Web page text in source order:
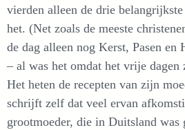
vierden alleen de drie
het. (Net zoals de meeste
de dag alleen nog Kerst, Pasen en
– al was het omdat het vrije dagen
Het heten de recepten van zijn
schrijft zelf dat veel ervan
grootmoeder, die in Duitsland was